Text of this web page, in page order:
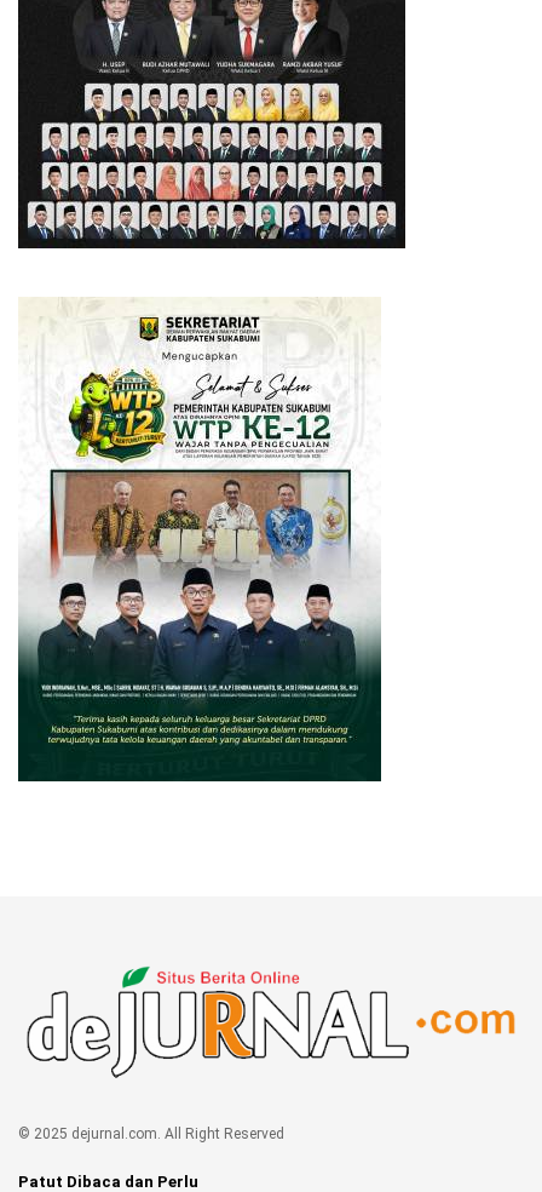
© 2025 dejurnal.com. All Right Reserved
Patut Dibaca dan Perlu